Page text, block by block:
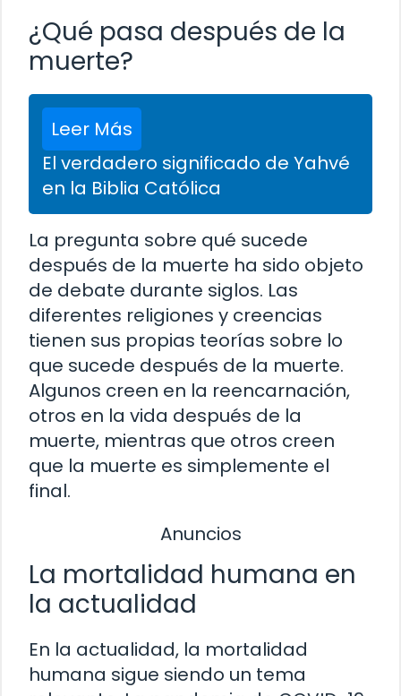
¿Qué pasa después de la
muerte?
Leer Más
El verdadero significado de Yahvé
en la Biblia Católica
La pregunta sobre qué sucede
después de la muerte ha sido objeto
de debate durante siglos. Las
diferentes religiones y creencias
tienen sus propias teorías sobre lo
que sucede después de la muerte.
Algunos creen en la reencarnación,
otros en la vida después de la
muerte, mientras que otros creen
que la muerte es simplemente el
final.
Anuncios
La mortalidad humana en
la actualidad
En la actualidad, la mortalidad
humana sigue siendo un tema